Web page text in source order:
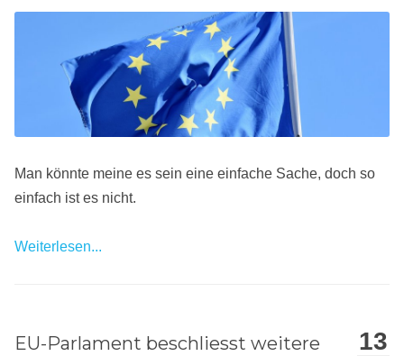
Man könnte meine es sein eine einfache Sache, doch so
einfach ist es nicht.
Weiterlesen...
13
EU-Parlament beschliesst weitere